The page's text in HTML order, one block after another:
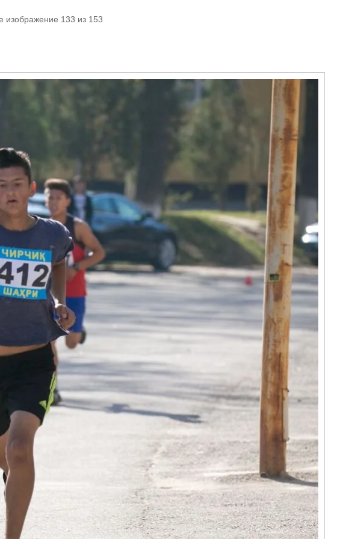
изображение 133 из 153